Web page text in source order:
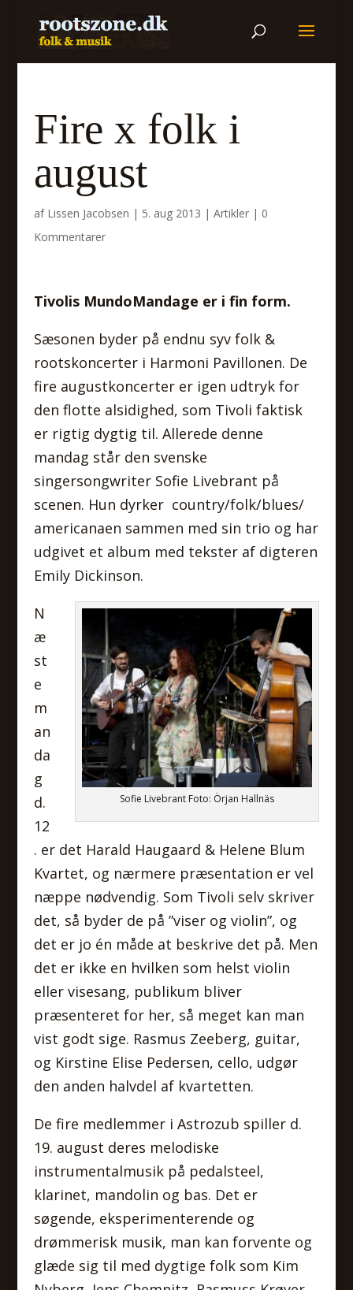
Fire x folk i
august
af Lissen Jacobsen | 5. aug 2013 | Artikler| 0
Kommentarer
Tivolis MundoMandage er i fin form.
Sæsonen byder på endnu syv folk &
rootskoncerter i Harmoni Pavillonen. De
fire augustkoncerter er igen udtryk for
den flotte alsidighed, som Tivoli faktisk
er rigtig dygtig til. Allerede denne
mandag står den svenske
singersongwriter Sofie Livebrant på
scenen. Hun dyrker country/folk/blues/
americanaen sammen med sin trio og har
udgivet et album med tekster af digteren
Emily Dickinson.
Sofie Livebrant Foto: Örjan Hallnäs
N
æ
st
e
m
an
da
g
d.
12
. er det Harald Haugaard & Helene Blum
Kvartet, og nærmere præsentation er vel
næppe nødvendig. Som Tivoli selv skriver
det, så byder de på ”viser og violin”, og
det er jo én måde at beskrive det på. Men
det er ikke en hvilken som helst violin
eller visesang, publikum bliver
præsenteret for her, så meget kan man
vist godt sige. Rasmus Zeeberg, guitar,
og Kirstine Elise Pedersen, cello, udgør
den anden halvdel af kvartetten.
De fire medlemmer i Astrozub spiller d.
19. august deres melodiske
instrumentalmusik på pedalsteel,
klarinet, mandolin og bas. Det er
søgende, eksperimenterende og
drømmerisk musik, man kan forvente og
glæde sig til med dygtige folk som Kim